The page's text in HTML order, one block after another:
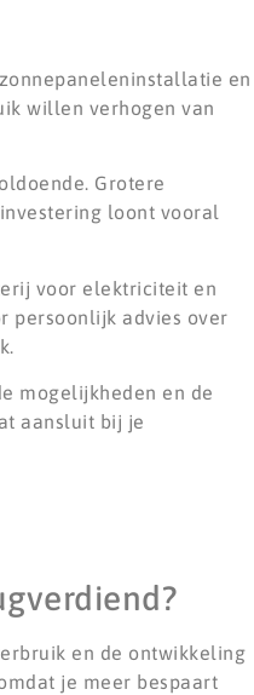
en
willen verhogen van
Grotere
loont vooral
voor elektriciteit en
persoonlijk advies over
mogelijkheden en de
aansluit bij je
en de ontwikkeling
je meer bespaart